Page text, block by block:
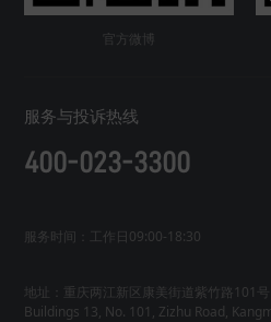
官方微博
服务与投诉热线
400-023-3300
服务时间：工作日09:00-18:30
地址：重庆两江新区康美街道紫竹路101
Buildings 13, No. 101, Zizhu Road,